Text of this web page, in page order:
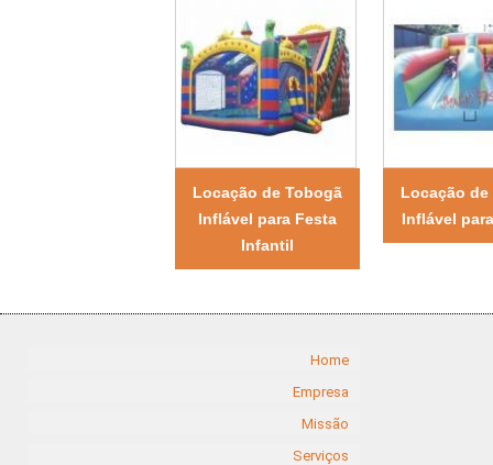
Locação de Tobogã
Inflável para Festa
Infantil
Locação de
Inflável
Home
Empresa
Missão
Serviços